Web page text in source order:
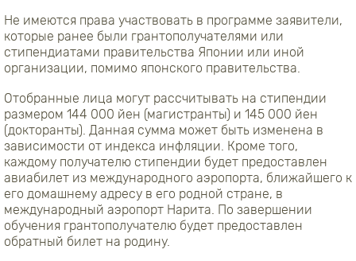
Не имеются права участвовать в программе заявители,
которые ранее были грантополучателями или
стипендиатами правительства Японии или иной
организации, помимо японского правительства.
Отобранные лица могут рассчитывать на стипендии
размером 144 000 йен (магистранты) и 145 000 йен
(докторанты). Данная сумма может быть изменена в
зависимости от индекса инфляции. Кроме того,
каждому получателю стипендии будет предоставлен
авиабилет из международного аэропорта, ближайшего к
его домашнему адресу в его родной стране, в
международный аэропорт Нарита. По завершении
обучения грантополучателю будет предоставлен
обратный билет на родину.